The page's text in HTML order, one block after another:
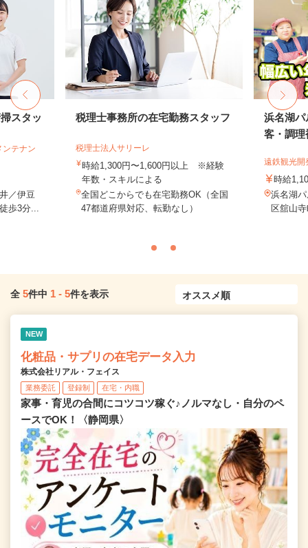
スタッ
ンテナン
／伊豆
歩3分...
税理士事務所の在宅勤務スタッフ
税理士法人サリーレ
時給1,300円〜1,600円以上 ※経験
年数・スキルによる
全国どこからでも在宅勤務OK（全国
47都道府県対応、転勤なし）
浜名湖パ
客・調理
遠鉄観光開
時給
浜名湖
区舘山
全 5件中 1 - 5件を表示
NEW
化粧品・サプリの在宅データ入力
株式会社リアル・フェイス
業務委託 登録制 在宅・内職
家事・育児の合間にコツコツ稼ぐ♪ノルマなし・自分のペ
ースでOK！〈静岡県〉